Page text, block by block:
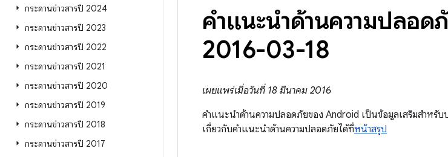
กระดานข่าวสารปี 2024
กระดานข่าวสารปี 2023
กระดานข่าวสารปี 2022
กระดานข่าวสารปี 2021
กระดานข่าวสารปี 2020
กระดานข่าวสารปี 2019
กระดานข่าวสารปี 2018
กระดานข่าวสารปี 2017
คำแนะนำด้านความปลอ
2016-03-18
เผยแพร่เมื่อวันที่ 18 มีนาคม 2016
คำแนะนำด้านความปลอดภัยของ Android เป็นข้อมูลเสริมสำหรับ
เกี่ยวกับคำแนะนำด้านความปลอดภัยได้ที่หน้าสรุป